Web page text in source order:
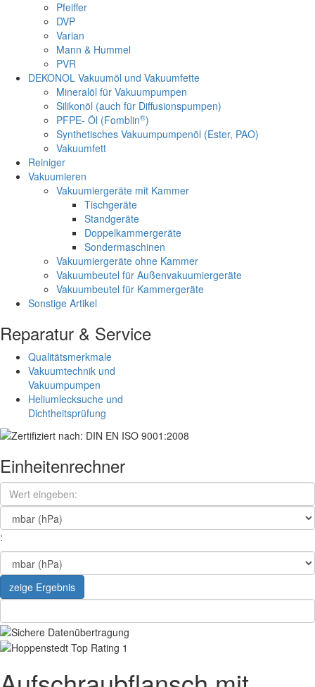
Pfeiffer
DVP
Varian
Mann & Hummel
PVR
DEKONOL Vakuumöl und Vakuumfette
Mineralöl für Vakuumpumpen
Silikonöl (auch für Diffusionspumpen)
PFPE- Öl (Fomblin®)
Synthetisches Vakuumpumpenöl (Ester, PAO)
Vakuumfett
Reiniger
Vakuumieren
Vakuumiergeräte mit Kammer
Tischgeräte
Standgeräte
Doppelkammergeräte
Sondermaschinen
Vakuumiergeräte ohne Kammer
Vakuumbeutel für Außenvakuumiergeräte
Vakuumbeutel für Kammergeräte
Sonstige Artikel
Reparatur & Service
Qualitätsmerkmale
Vakuumtechnik und
Vakuumpumpen
Heliumlecksuche und
Dichtheitsprüfung
Einheitenrechner
:
zeige Ergebnis